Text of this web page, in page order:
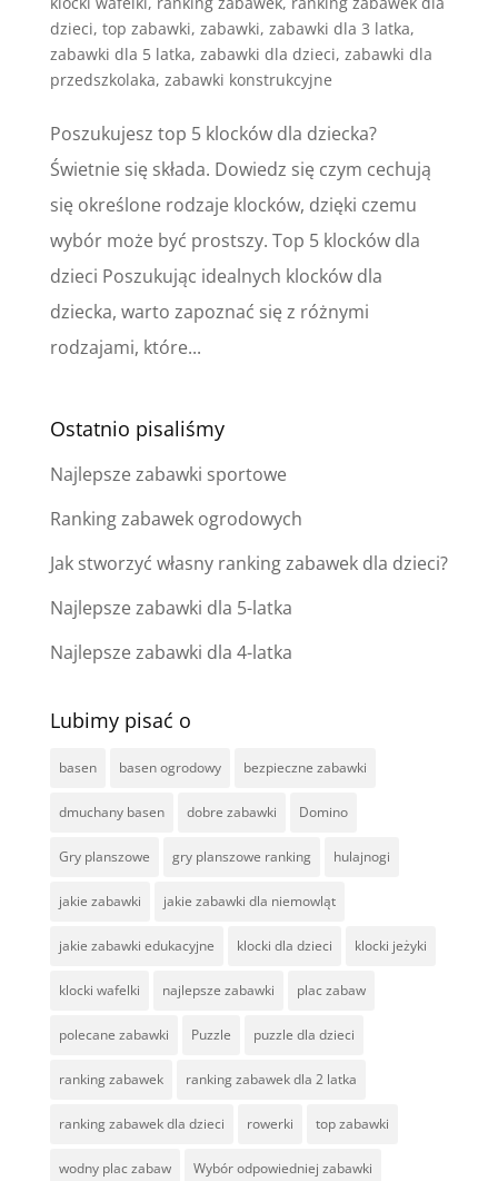
dzieci, top zabawki, zabawki, zabawki dla 3 latka,
zabawki dla 5 latka, zabawki dla dzieci, zabawki dla
przedszkolaka, zabawki konstrukcyjne
Poszukujesz top 5 klocków dla dziecka?
Świetnie się składa. Dowiedz się czym cechują
się określone rodzaje klocków, dzięki czemu
wybór może być prostszy. Top 5 klocków dla
dzieci Poszukując idealnych klocków dla
dziecka, warto zapoznać się z różnymi
rodzajami, które...
Ostatnio pisaliśmy
Najlepsze zabawki sportowe
Ranking zabawek ogrodowych
Jak stworzyć własny ranking zabawek dla dzieci?
Najlepsze zabawki dla 5-latka
Najlepsze zabawki dla 4-latka
Lubimy pisać o
basen basen ogrodowy bezpieczne zabawki
dmuchany basen dobre zabawki Domino
Gry planszowe gry planszowe ranking hulajnogi
jakie zabawki jakie zabawki dla niemowląt
jakie zabawki edukacyjne klocki dla dzieci klocki jeżyki
klocki wafelki najlepsze zabawki plac zabaw
polecane zabawki Puzzle puzzle dla dzieci
ranking zabawek ranking zabawek dla 2 latka
ranking zabawek dla dzieci rowerki top zabawki
wodny plac zabaw Wybór odpowiedniej zabawki